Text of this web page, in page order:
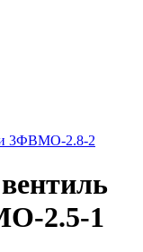
3ФВМO-2.8-2
2.5-1